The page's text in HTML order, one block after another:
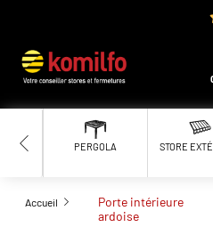
PERGOLA STORE
Accueil
Porte intérieure
ardoise